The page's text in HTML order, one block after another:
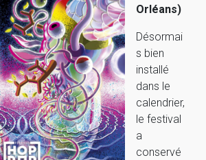
Orléans)
Désormai
s bien
installé
dans le
calendrier,
le festival
a
conservé